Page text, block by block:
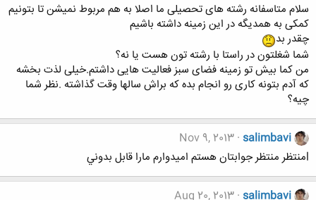
سلام متاسفانه رشته های تحصیلی ما اصلا به هم مربوط نمیشن تا بتونیم
کمکی به همدیگه در این زمینه داشته باشیم
چقدر بد
شما شغلتون در راستا با رشته تون هست یا نه؟
من کما بیش تو زمینه فضای سبز فعالیت هایی داشتم.خیلی لذت بخشه
که آدم بتونه کاری رو انجام بده که براش سالها وقت گذاشته .نظر شما
چیه؟
salimbavi
Nov 9, 2013
lمنتظر منتظر جوابتان هستم اميدوارم مارا قابل بدوني
salimbavi
Aug 20, 2013